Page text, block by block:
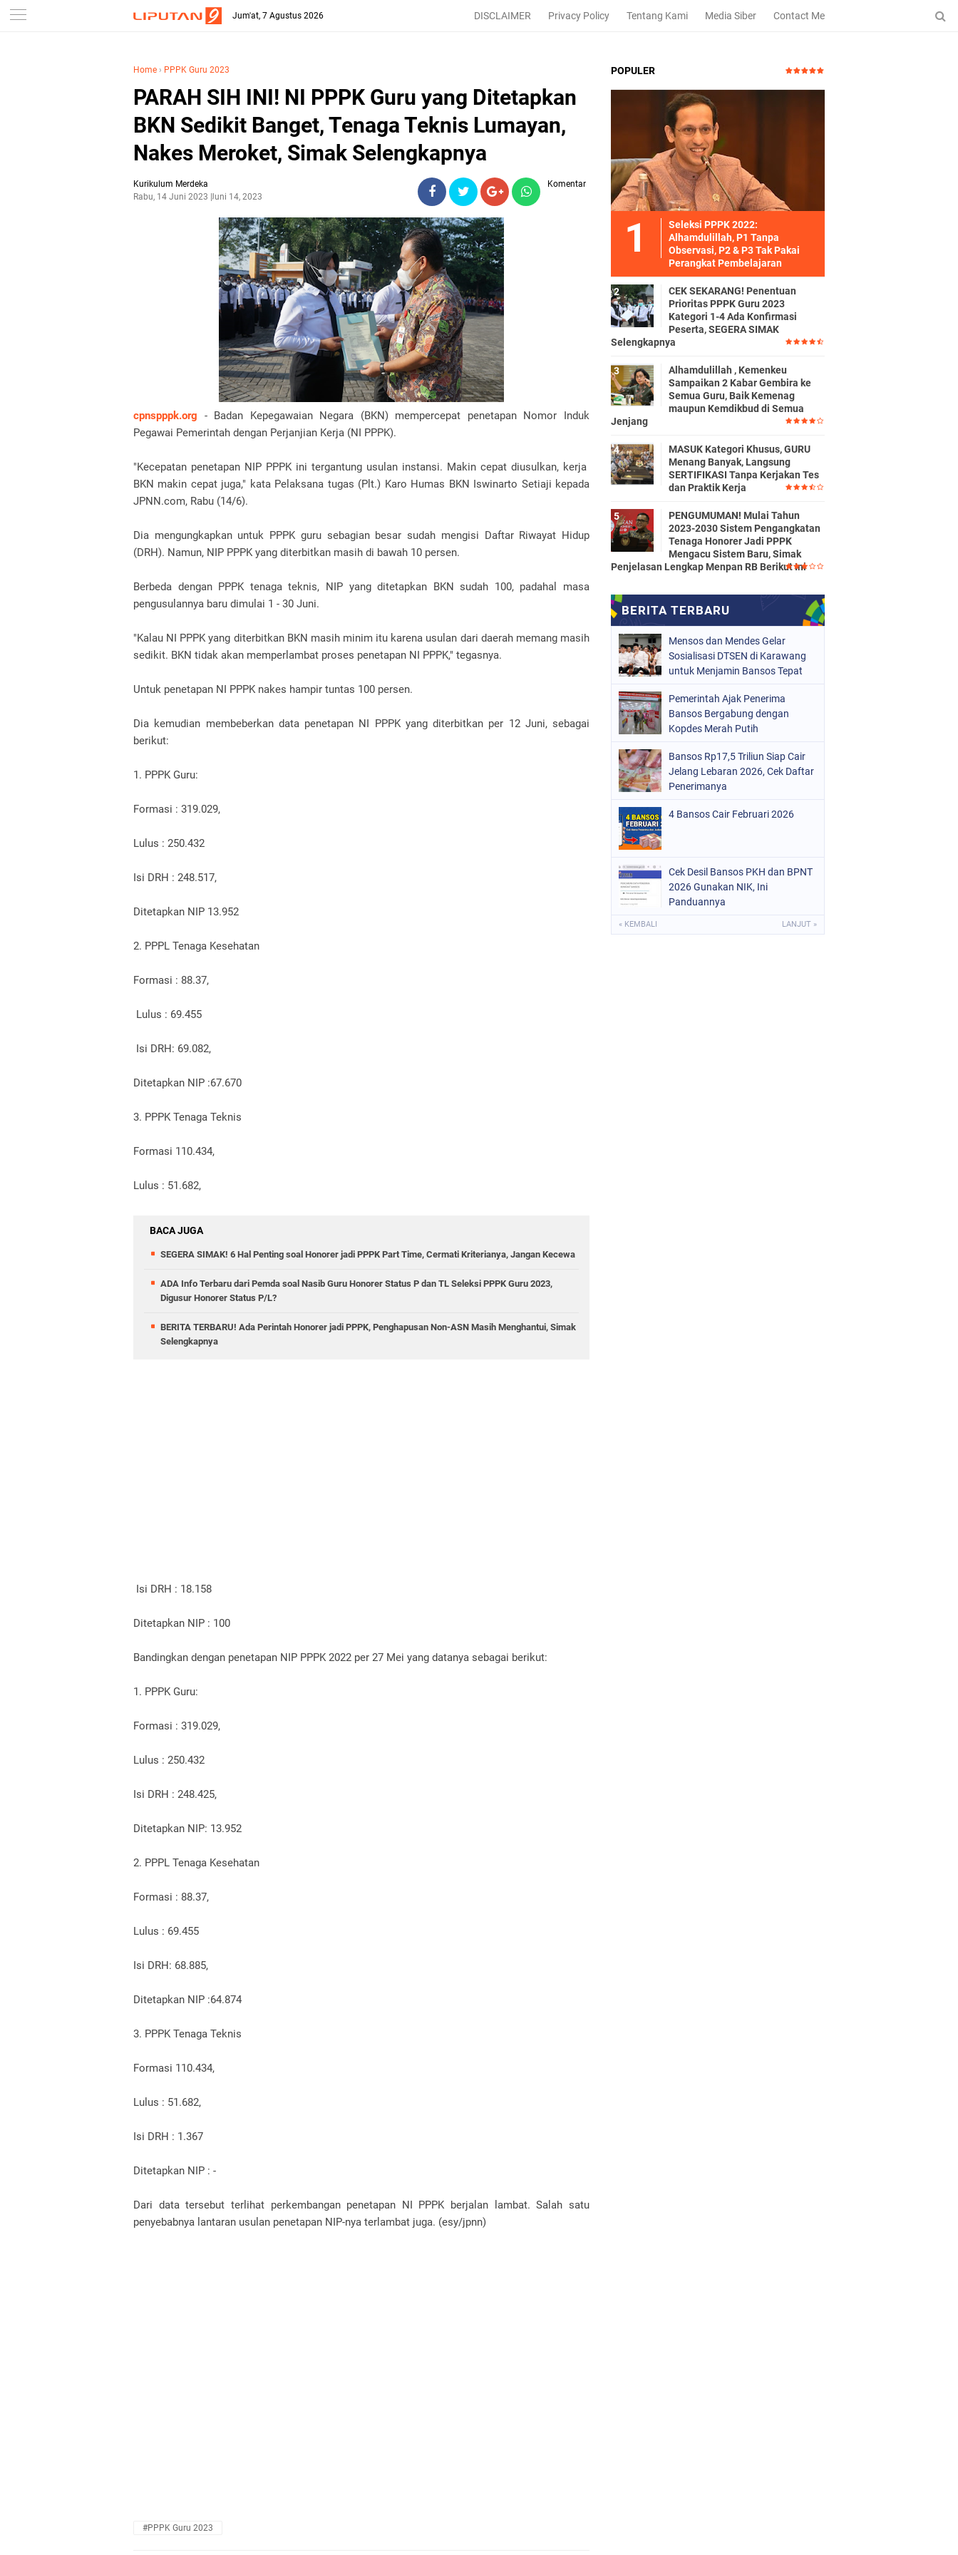
-->
Jum'at, 7 Agustus 2026 DISCLAIMER Privacy Policy Tentang Kami Media Siber Contact Me
Home › PPPK Guru 2023
PARAH SIH INI! NI PPPK Guru yang Ditetapkan
BKN Sedikit Banget, Tenaga Teknis Lumayan,
Nakes Meroket, Simak Selengkapnya
Kurikulum Merdeka
Rabu, 14 Juni 2023 Juni 14, 2023
Komentar
cpnspppk.org - Badan Kepegawaian Negara (BKN) mempercepat penetapan Nomor Induk
Pegawai Pemerintah dengan Perjanjian Kerja (NI PPPK).
"Kecepatan penetapan NIP PPPK ini tergantung usulan instansi. Makin cepat diusulkan, kerja
BKN makin cepat juga," kata Pelaksana tugas (Plt.) Karo Humas BKN Iswinarto Setiaji kepada
JPNN.com, Rabu (14/6).
Dia mengungkapkan untuk PPPK guru sebagian besar sudah mengisi Daftar Riwayat Hidup
(DRH). Namun, NIP PPPK yang diterbitkan masih di bawah 10 persen.
Berbeda dengan PPPK tenaga teknis, NIP yang ditetapkan BKN sudah 100, padahal masa
pengusulannya baru dimulai 1 - 30 Juni.
"Kalau NI PPPK yang diterbitkan BKN masih minim itu karena usulan dari daerah memang masih
sedikit. BKN tidak akan memperlambat proses penetapan NI PPPK," tegasnya.
Untuk penetapan NI PPPK nakes hampir tuntas 100 persen.
Dia kemudian membeberkan data penetapan NI PPPK yang diterbitkan per 12 Juni, sebagai
berikut:
1. PPPK Guru:
Formasi : 319.029,
Lulus : 250.432
Isi DRH : 248.517,
Ditetapkan NIP 13.952
2. PPPL Tenaga Kesehatan
Formasi : 88.37,
Lulus : 69.455
Isi DRH: 69.082,
Ditetapkan NIP :67.670
3. PPPK Tenaga Teknis
Formasi 110.434,
Lulus : 51.682,
BACA JUGA
SEGERA SIMAK! 6 Hal Penting soal Honorer jadi PPPK Part Time, Cermati Kriterianya, Jangan Kecewa
ADA Info Terbaru dari Pemda soal Nasib Guru Honorer Status P dan TL Seleksi PPPK Guru 2023,
Digusur Honorer Status P/L?
BERITA TERBARU! Ada Perintah Honorer jadi PPPK, Penghapusan Non-ASN Masih Menghantui, Simak
Selengkapnya
Isi DRH : 18.158
Ditetapkan NIP : 100
Bandingkan dengan penetapan NIP PPPK 2022 per 27 Mei yang datanya sebagai berikut:
1. PPPK Guru:
Formasi : 319.029,
Lulus : 250.432
Isi DRH : 248.425,
Ditetapkan NIP: 13.952
2. PPPL Tenaga Kesehatan
Formasi : 88.37,
Lulus : 69.455
Isi DRH: 68.885,
Ditetapkan NIP :64.874
3. PPPK Tenaga Teknis
Formasi 110.434,
Lulus : 51.682,
Isi DRH : 1.367
Ditetapkan NIP : -
Dari data tersebut terlihat perkembangan penetapan NI PPPK berjalan lambat. Salah satu
penyebabnya lantaran usulan penetapan NIP-nya terlambat juga. (esy/jpnn)
#PPPK Guru 2023
POPULER
Seleksi PPPK 2022:
Alhamdulillah, P1 Tanpa
Observasi, P2 & P3 Tak Pakai
Perangkat Pembelajaran
CEK SEKARANG! Penentuan
Prioritas PPPK Guru 2023
Kategori 1-4 Ada Konfirmasi
Peserta, SEGERA SIMAK
Selengkapnya
Alhamdulillah , Kemenkeu
Sampaikan 2 Kabar Gembira ke
Semua Guru, Baik Kemenag
maupun Kemdikbud di Semua
Jenjang
MASUK Kategori Khusus, GURU
Menang Banyak, Langsung
SERTIFIKASI Tanpa Kerjakan Tes
dan Praktik Kerja
PENGUMUMAN! Mulai Tahun
2023-2030 Sistem Pengangkatan
Tenaga Honorer Jadi PPPK
Mengacu Sistem Baru, Simak
Penjelasan Lengkap Menpan RB Berikut Ini
Mensos dan Mendes Gelar
Sosialisasi DTSEN di Karawang
untuk Menjamin Bansos Tepat
Pemerintah Ajak Penerima
Bansos Bergabung dengan
Kopdes Merah Putih
Bansos Rp17,5 Triliun Siap Cair
Jelang Lebaran 2026, Cek Daftar
Penerimanya
4 Bansos Cair Februari 2026
Cek Desil Bansos PKH dan BPNT
2026 Gunakan NIK, Ini
Panduannya
« KEMBALI LANJUT »